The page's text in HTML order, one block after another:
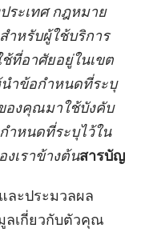
ระเทศ กฎหมาย
ำหรับผู้ใช้บริการ
ที่อาศัยอยู่ในเขต
นำข้อกำหนดที่ระบุ
องคุณมาใช้บังคับ
ำหนดที่ระบุไว้ใน
เราข้างต้นสารบัญ
ละประมวลผล
ลเกี่ยวกับตัวคุณ